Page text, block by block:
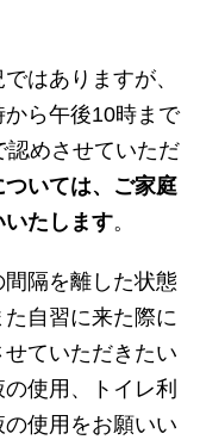
はありますが、
ら午後10時まで
認めさせていただ
いては、ご家庭
いたします。
隔を離した状態
自習に来た際に
ていただきたい
使用、トイレ利
使用をお願いい